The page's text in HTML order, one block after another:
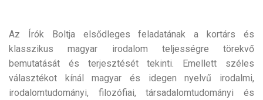
Az Írók Boltja elsődleges feladatának a kortárs és
klasszikus magyar irodalom teljességre törekvő
bemutatását és terjesztését tekinti. Emellett széles
választékot kínál magyar és idegen nyelvű irodalmi,
irodalomtudományi, filozófiai, társadalomtudományi és